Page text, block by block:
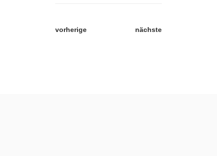
vorherige nächste